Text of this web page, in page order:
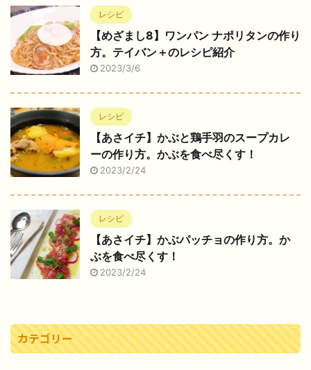
レシピ
【めざまし8】ワンパン ナポリタンの作り
方。テイバン＋のレシピ紹介
2023/3/6
レシピ
【あさイチ】かぶと鶏手羽のスープカレ
ーの作り方。かぶを食べ尽くす！
2023/2/24
レシピ
【あさイチ】かぶパッチョの作り方。か
ぶを食べ尽くす！
2023/2/24
カテゴリー